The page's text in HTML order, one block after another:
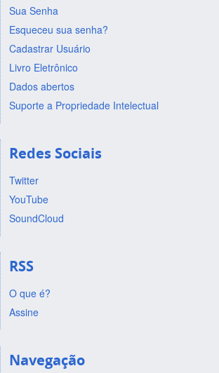
Sua Senha
Esqueceu sua senha?
Cadastrar Usuário
Livro Eletrônico
Dados abertos
Suporte a Propriedade Intelectual
Redes Sociais
Twitter
YouTube
SoundCloud
RSS
O que é?
Assine
Navegação